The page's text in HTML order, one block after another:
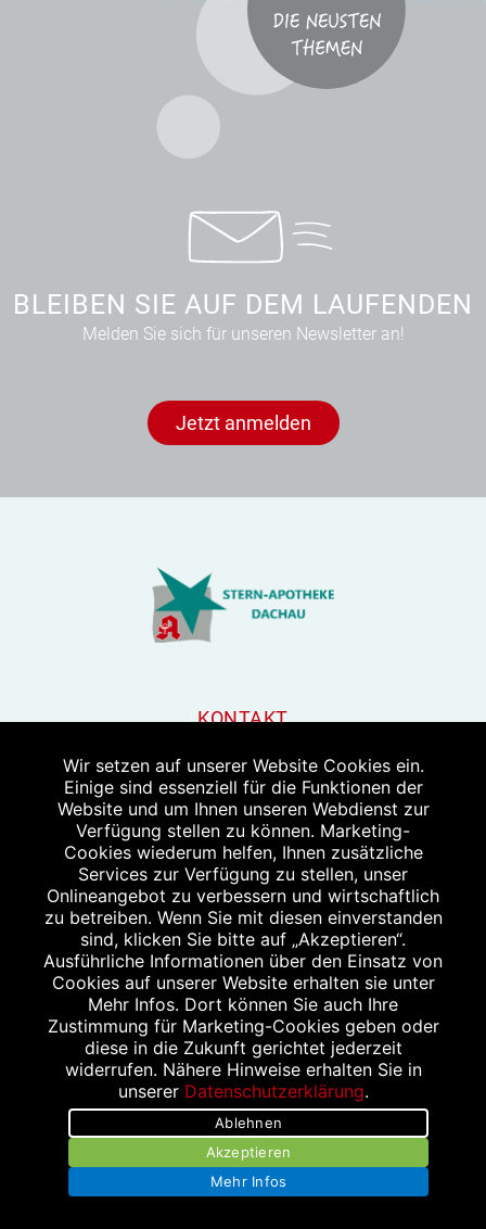
BLEIBEN SIE AUF DEM LAUFENDEN
Melden Sie sich für unseren Newsletter an!
Jetzt anmelden
KONTAKT
Tel.:08131/4004
Fax: 08131/80804
E-Mail:info@stern-apotheke-dachau.de
Internet:https://stern-apotheke-dachau.de/
STERN APOTHEKE
Münchner Straße 44
85221 Dachau
ÖFFNUNGSZEITEN
Montag bis Freitag
08:00 bis 20:00 Uhr
Samstag
Wir setzen auf unserer Website Cookies ein.
Einige sind essenziell für die Funktionen der
Website und um Ihnen unseren Webdienst zur
Verfügung stellen zu können. Marketing-
Cookies wiederum helfen, Ihnen zusätzliche
Services zur Verfügung zu stellen, unser
Onlineangebot zu verbessern und wirtschaftlich
zu betreiben. Wenn Sie mit diesen einverstanden
sind, klicken Sie bitte auf „Akzeptieren“.
Ausführliche Informationen über den Einsatz von
Cookies auf unserer Website erhalten sie unter
Mehr Infos. Dort können Sie auch Ihre
Zustimmung für Marketing-Cookies geben oder
diese in die Zukunft gerichtet jederzeit
widerrufen. Nähere Hinweise erhalten Sie in
unserer Datenschutzerklärung.
Ablehnen
Akzeptieren
Mehr Infos